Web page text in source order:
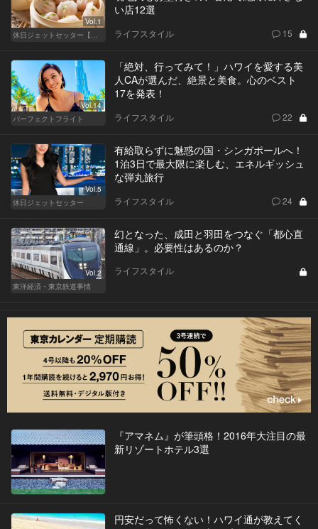
Vol.1
休日ジェットセッター【厳選スポット編】
い店12選
ライフスタイル 15
Vol.14
パーフェクトフライト
「絶対、行ってみて！」ハワイを愛する美
人CAが選んだ、絶景と美食。心のベスト
17を発表！
ライフスタイル 22
Vol.5
休日ジェットセッター
有給取らずに魅惑の国・シンガポールへ！
1泊3日で最大限に楽しむ、エネルギッシュ
な弾丸旅行
ライフスタイル 24
Vol.2
東洋経済・東京鉄道事情
幻となった、成田と羽田をつなぐ「都心直
通線」。必要性はあるのか？
ライフスタイル
『アマネム』が筆頭格！2016年大注目の最
新リゾートホテル3選
円安だって怖くない！ハワイ通が教えてく